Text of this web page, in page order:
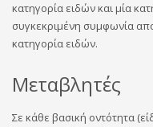
κατηγορία ειδών και μία
συγκεκριμένη συμφωνία
κατηγορία ειδών.
Μεταβλητές
Σε κάθε βασική οντότητα